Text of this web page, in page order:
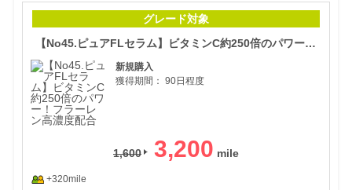
グレード対象
【No45.ピュアFLセラム】ビタミンC約250倍のパワー！フラーレン高濃度配合
新規購入
獲得期間： 90日程度
1,600 3,200
+320mile